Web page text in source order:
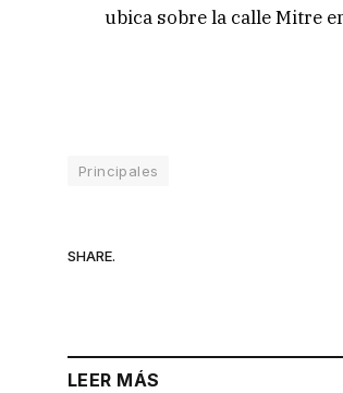
ubica sobre la calle Mitre
Principales
SHARE.
LEER MÁS